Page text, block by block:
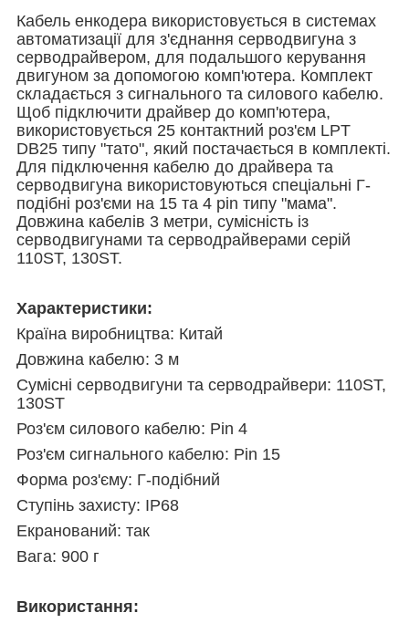
Кабель енкодера використовується в системах
автоматизації для з'єднання серводвигуна з
серводрайвером, для подальшого керування
двигуном за допомогою комп'ютера. Комплект
складається з сигнального та силового кабелю.
Щоб підключити драйвер до комп'ютера,
використовується 25 контактний роз'єм LPT
DB25 типу "тато", який постачається в комплекті.
Для підключення кабелю до драйвера та
серводвигуна використовуються спеціальні Г-
подібні роз'єми на 15 та 4 pin типу "мама".
Довжина кабелів 3 метри, сумісність із
серводвигунами та серводрайверами серій
110ST, 130ST.
Характеристики:
Країна виробництва: Китай
Довжина кабелю: 3 м
Сумісні серводвигуни та серводрайвери: 110ST,
130ST
Роз'єм силового кабелю: Pin 4
Роз'єм сигнального кабелю: Pin 15
Форма роз'єму: Г-подібний
Ступінь захисту: IP68
Екранований: так
Вага: 900 г
Використання: